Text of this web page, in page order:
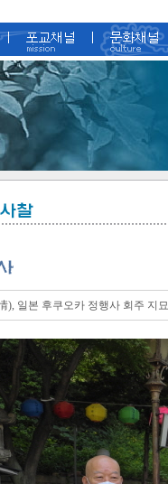
), 일본 후쿠오카 정행사 회주 지